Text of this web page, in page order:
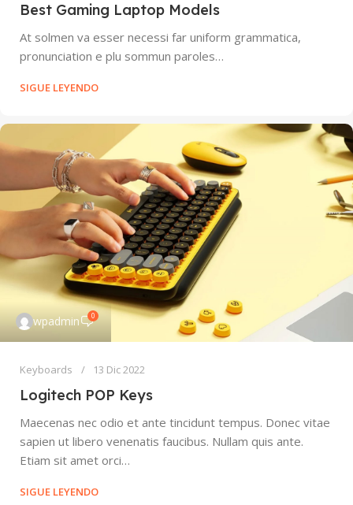
Best Gaming Laptop Models
At solmen va esser necessi far uniform grammatica,
pronunciation e plu sommun paroles…
SIGUE LEYENDO
wpadmin 0
Keyboards 13 Dic 2022
Logitech POP Keys
Maecenas nec odio et ante tincidunt tempus. Donec vitae
sapien ut libero venenatis faucibus. Nullam quis ante.
Etiam sit amet orci…
SIGUE LEYENDO